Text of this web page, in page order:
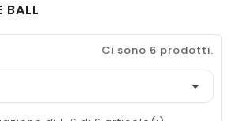
BALL
Ci sono 6 prodotti.
